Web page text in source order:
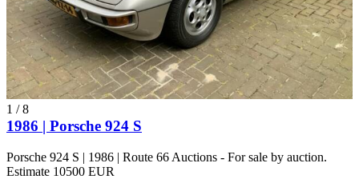
1 /8
1986 | Porsche 924 S
Porsche 924 S | 1986 | Route 66 Auctions - For sale by auction.
Estimate 10500 EUR